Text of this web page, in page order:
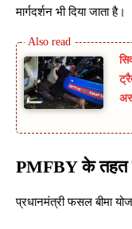
मार्गदर्शन भी दिया जाता है।
PMFBY के तहत
प्रधानमंत्री फसल बीमा